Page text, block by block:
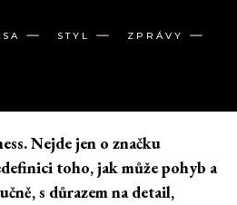
STYL ZPRÁVY
Nejde jen o značku
toho, jak může pohyb a
s důrazem na detail,